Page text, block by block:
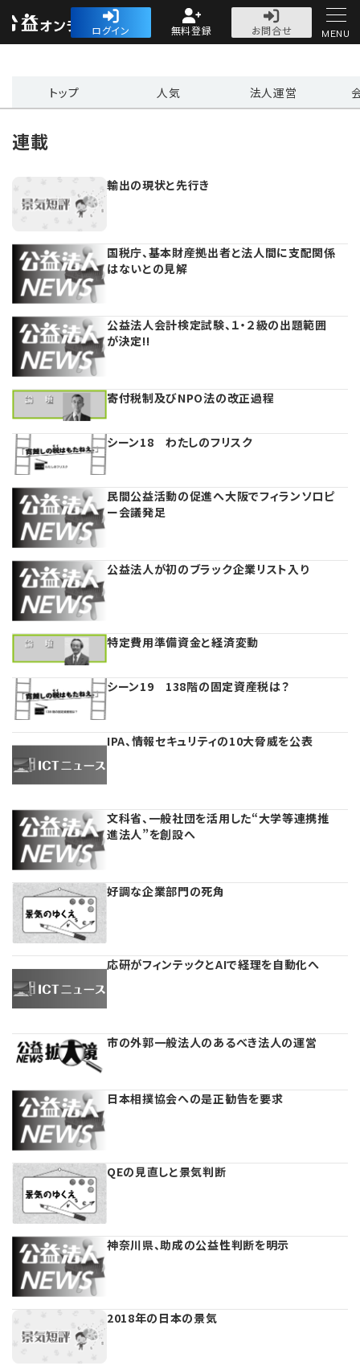
公益・一般法人オ
ログイン 無料登録
お問合せ
法人運営
法人運営
理事会
評議員会・社員総会
理事・監事
評議員
登記関連
定款関連
法改正-法人運営
会計・税務
会計・税務
定期提出書類
会計処理
寄附
税務
インボイス
電子帳簿保存法
労務
労務
労務管理
給与計算
法改正-労務
法務
法務
利益相反取引
個人情報
法改正-法務
経営
経営
資産運用
IT
連載
連載
論壇
カレンダー
NEWS・TOPIC・特報
【連載】オピニオンリーダーのnote
【連載】会計相談室
【連載】公益法人運営実務の処方箋
【連載】公益法人会計検定試験一問一答
【連載】公益法人のための「新公益信託」活用戦略
【連載】公益法人制度のリアル
【連載】これからの時代の資産運用
【連載】採用・定着・育成のための人事戦略
【連載】事例に学ぶ立入検査で想定される指摘事項
【連載】シェアコモン200 誌上相談室
【連載】実務と税務のポイント
【連載】事務局だよりPLUS
【連載】テーマで紐解く逆引きガイドライン
【連載】悩みと向き合う経営学
【連載】非営利法人AtoZei
【連載】労務管理の歩き方
【連載】AI活用のすすめ
無料記事
公益・一般法人オンラインとは
登録案内
お問合せ
プライバシーポリシー
MENU
トップ 人気 法人運営
連載
輸出の現状と先行き
国税庁、基本財産拠出者と法人間に支配関係
はないとの見解
公益法人会計検定試験、１・２級の出題範囲
が決定!!
寄付税制及びNPO法の改正過程
シーン18 わたしのフリスク
民間公益活動の促進へ大阪でフィランソロピ
ー会議発足
公益法人が初のブラック企業リスト入り
特定費用準備資金と経済変動
シーン19 138階の固定資産税は？
IPA、情報セキュリティの10大脅威を公表
文科省、一般社団を活用した“大学等連携推
進法人”を創設へ
好調な企業部門の死角
応研がフィンテックとAIで経理を自動化へ
市の外郭一般法人のあるべき法人の運営
日本相撲協会への是正勧告を要求
QEの見直しと景気判断
神奈川県、助成の公益性判断を明示
2018年の日本の景気